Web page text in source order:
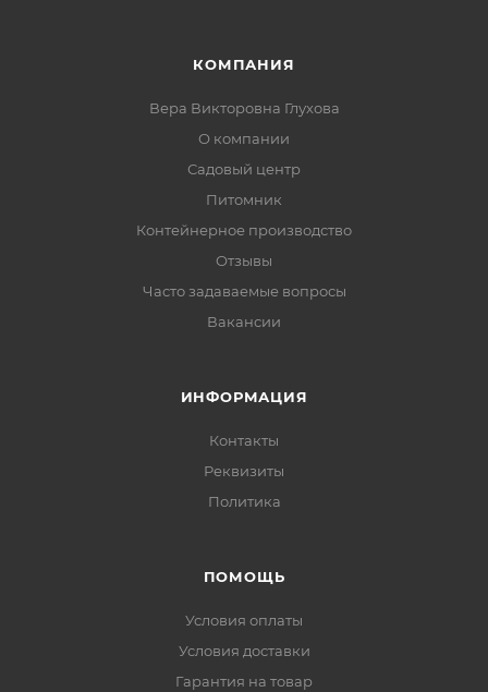
КОМПАНИЯ
Вера Викторовна Глухова
О компании
Садовый центр
Питомник
Контейнерное производство
Отзывы
Часто задаваемые вопросы
Вакансии
ИНФОРМАЦИЯ
Контакты
Реквизиты
Политика
ПОМОЩЬ
Условия оплаты
Условия доставки
Гарантия на товар